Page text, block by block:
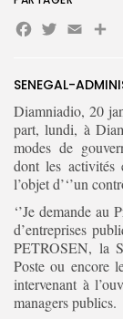
for:
SENEGAL-
Diamniadio, 20
part, lundi, à
modes de
dont les activités
l’objet d’‘’un
‘’Je demande
d’entreprises
PETROSEN, la
Poste ou encore
intervenant à
managers publics.
Twitter
Email